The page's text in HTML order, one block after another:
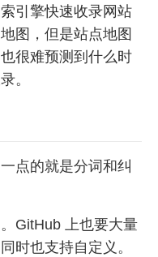
引擎快速收录网站
图，但是站点地图
很难预测到什么时
。
点的就是分词和纠
GitHub 上也要大量
时也支持自定义。